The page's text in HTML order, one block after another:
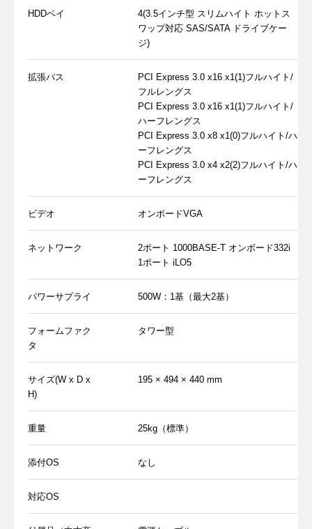
HDDベイ
4(3.5インチ型 スリムハイト ホットス
ワップ対応 SAS/SATA ドライブケー
ジ)
拡張バス PCI Express 3.0 x16 x1(1)フルハイト/
フルレングス
PCI Express 3.0 x16 x1(1)フルハイト/
ハーフレングス
PCI Express 3.0 x8 x1(0)フルハイト/ハ
ーフレングス
PCI Express 3.0 x4 x2(2)フルハイト/ハ
ーフレングス
ビデオ オンボードVGA
ネットワーク
2ポート 1000BASE-T オンボード332i
1ポート iLO5
パワーサプライ 500W：1基（最大2基）
フォームファク
タ
タワー型
サイズ(W x D x
H)
195 × 494 × 440 mm
重量 25kg（標準）
添付OS なし
対応OS